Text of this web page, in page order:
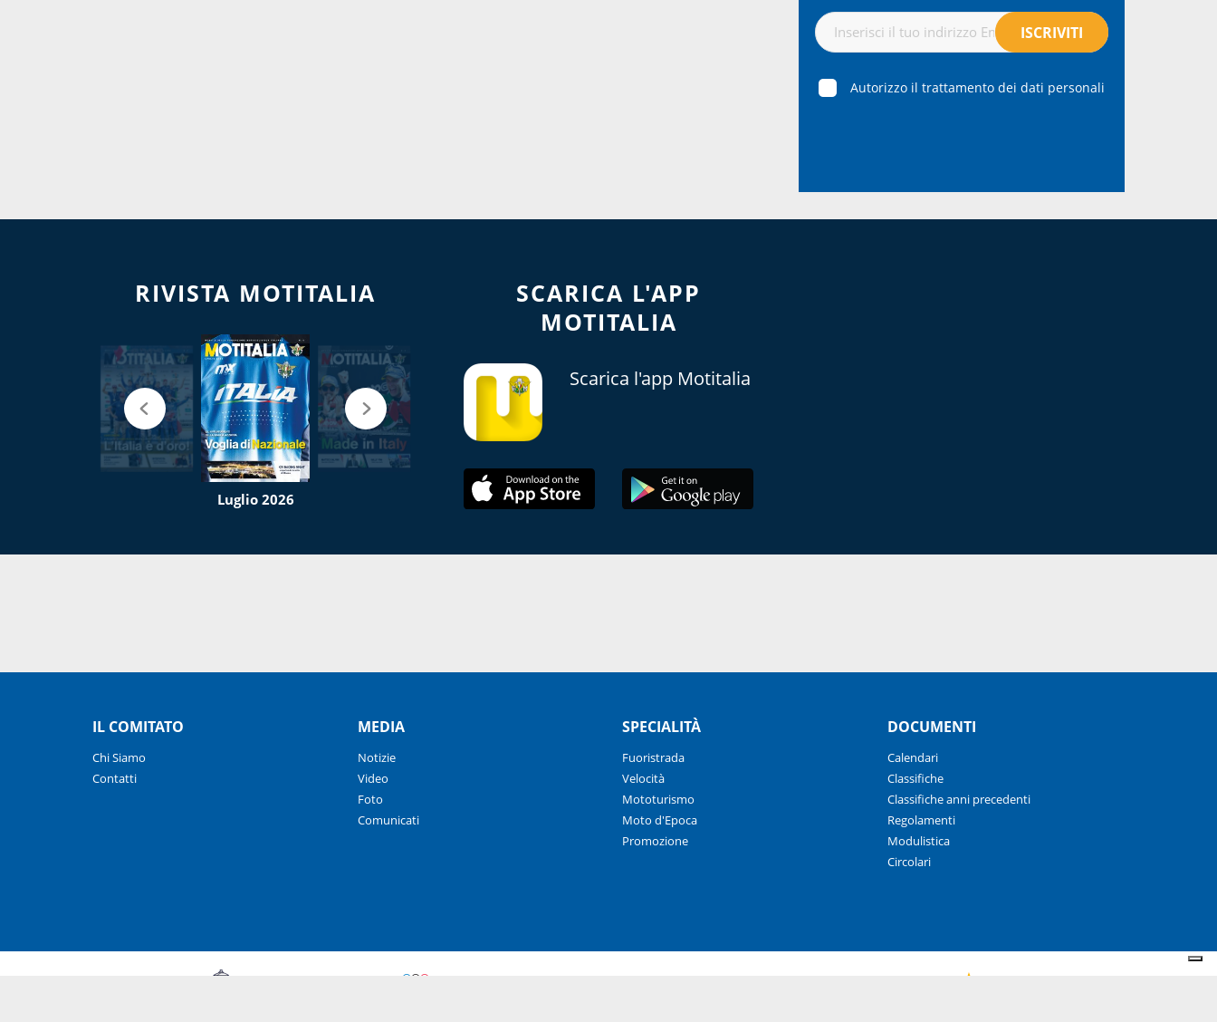
Autorizzo il trattamento dei dati personali
RIVISTA MOTITALIA
Luglio 2026
SCARICA L'APP
MOTITALIA
Scarica l'app Motitalia
IL COMITATO
Chi Siamo
Contatti
MEDIA
Notizie
Video
Foto
Comunicati
SPECIALITÀ
Fuoristrada
Velocità
Mototurismo
Moto d'Epoca
Promozione
DOCUMENTI
Calendari
Classifiche
Classifiche anni precedenti
Regolamenti
Modulistica
Circolari